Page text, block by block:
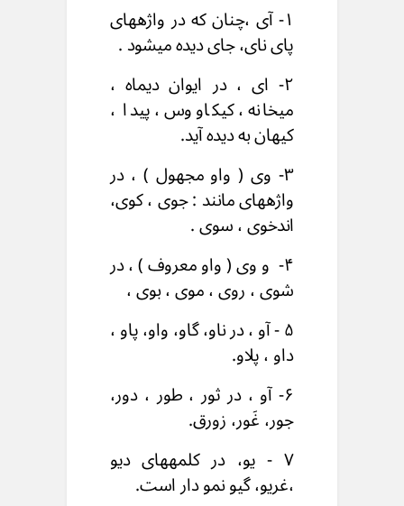
۱- آی ،چنان که در واژههای
پای نای، جای دیده میشود .
۲- ای ، در ایوان دیماه ،
میخانه ، کیکاووس ، پیدا ،
کیهان به دیده آید.
۳- وی ( واو مجهول ) ، در
واژههای مانند : جوی ، کوی،
اندخوی ، سوی .
۴- و وی ( واو معروف ) ، در
شوی ، روی ، موی ، بوی ،
۵ - آو ، در ناو، گاو، واو، پاو ،
داو ، پلاو.
۶- آو ، در ثور ، طور ، دور،
جور، غَور، زورق.
۷ - یو، در کلمههای دیو
،غریو، گیو نمو دار است.